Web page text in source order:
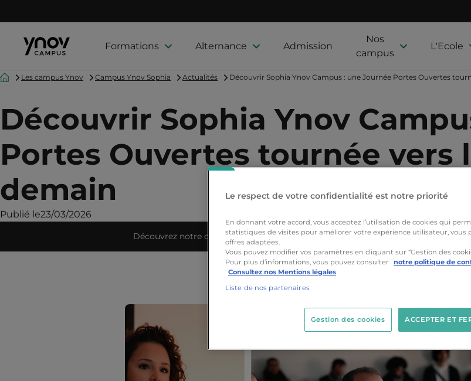
Formations Alternance Admission
Nos
campus
L'Ecole
AccueilLes campus Ynov Campus Ynov Sophia Actualités Découvrir Sophia Ynov Campus : une Journée Portes Ouvertes
Découvrir Sophia Ynov
Portes Ouvertes tournée vers
demain
Publié le23/03/2026
Découvrez notre campus Nos formations Actualités Nos
Le respect de votre confidentialité est notre priorité
En donnant votre accord, vous acceptez l’utilisation de cookies qui
statistiques de visites pour améliorer votre expérience utilisateur, vous
offres adaptées.
Vous pouvez modifier vos paramètres en cliquant sur “Gestion des
Pour plus d’informations, vous pouvez consulter
notre politique de
Consultez nos Mentions légales
Liste de nos partenaires
ACCEPTER ET
Gestion des cookies